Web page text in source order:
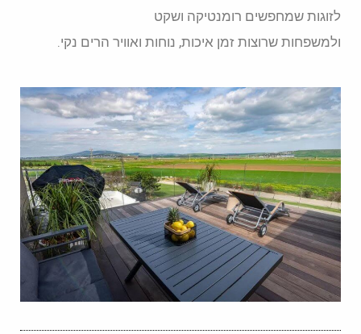
לזוגות שמחפשים רומנטיקה ושקט
ולמשפחות שרוצות זמן איכות, נוחות ואוויר הרים נקי.